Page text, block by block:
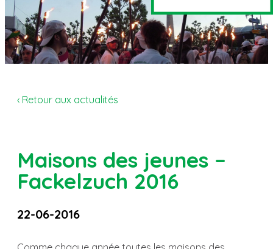
‹ Retour aux actualités
Maisons des jeunes –
Fackelzuch 2016
22-06-2016